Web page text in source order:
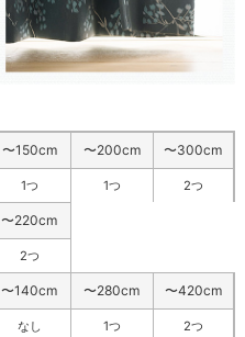
〜150cm 〜200cm 〜300cm
1つ 1つ 2つ
〜220cm
2つ
〜140cm 〜280cm 〜420cm
なし 1つ 2つ